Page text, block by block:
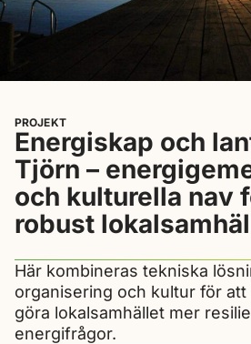
PROJEKT
Energiskap och
Tjörn –
och kulturella nav
robust
Här kombineras tekniska
organisering och kultur för
göra lokalsamhället mer
energifrågor.